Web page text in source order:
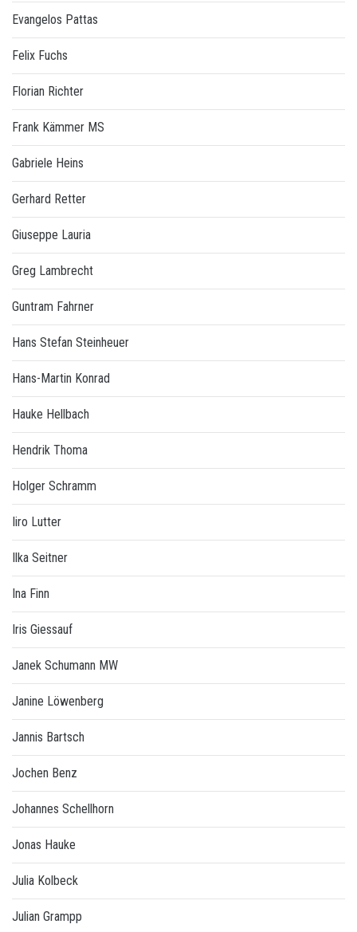
Evangelos Pattas
Felix Fuchs
Florian Richter
Frank Kämmer MS
Gabriele Heins
Gerhard Retter
Giuseppe Lauria
Greg Lambrecht
Guntram Fahrner
Hans Stefan Steinheuer
Hans-Martin Konrad
Hauke Hellbach
Hendrik Thoma
Holger Schramm
Iiro Lutter
Ilka Seitner
Ina Finn
Iris Giessauf
Janek Schumann MW
Janine Löwenberg
Jannis Bartsch
Jochen Benz
Johannes Schellhorn
Jonas Hauke
Julia Kolbeck
Julian Grampp